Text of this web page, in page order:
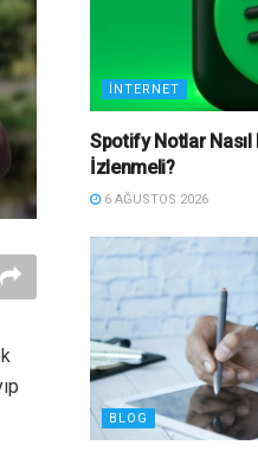
İNTERNET
Spotify Notlar Nasıl
İzlenmeli?
6 AĞUSTOS 2026
BLOG